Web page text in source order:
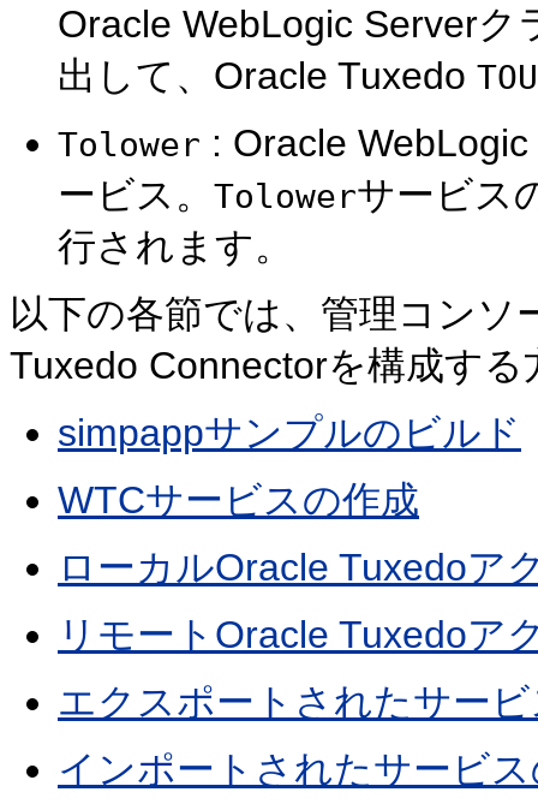
Oracle WebLogic Serverク
出して、Oracle Tuxedo
Tolower : Oracle
ービス。 Tolowerサービス
行されます。
以下の各節では、管理コン
Tuxedo Connectorを構成す
simpappサンプルのビルド
WTCサービスの作成
ローカルOracle Tuxedoア
リモートOracle Tuxedoア
エクスポートされたサー
インポートされたサービ